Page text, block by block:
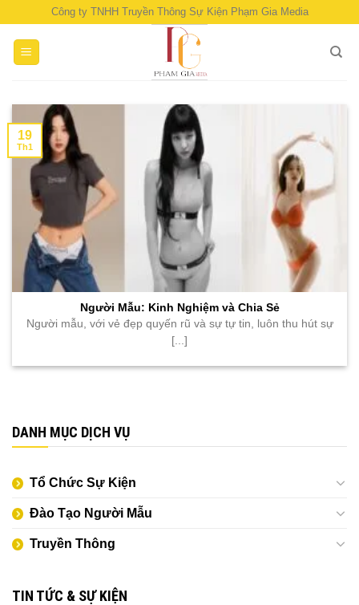
content
Công ty TNHH Truyền Thông Sự Kiện Phạm Gia Media
Người Mẫu: Kinh Nghiệm và Chia Sẻ
Người mẫu, với vẻ đẹp quyến rũ và sự tự tin, luôn thu hút sự
[...]
19
Th1
DANH MỤC DỊCH VỤ
Tổ Chức Sự Kiện
Đào Tạo Người Mẫu
Truyền Thông
TIN TỨC & SỰ KIỆN